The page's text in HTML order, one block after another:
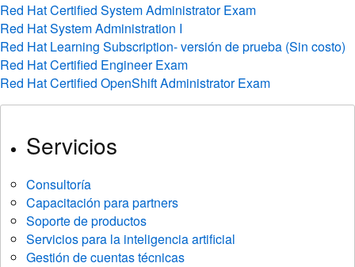
Red Hat Certified System Administrator Exam
Red Hat System Administration I
Red Hat Learning Subscription- versión de prueba (Sin costo)
Red Hat Certified Engineer Exam
Red Hat Certified OpenShift Administrator Exam
Servicios
Consultoría
Capacitación para partners
Soporte de productos
Servicios para la inteligencia artificial
Gestión de cuentas técnicas